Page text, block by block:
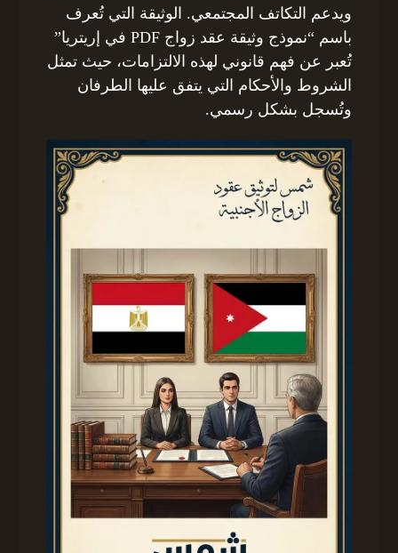
ويدعم التكاتف المجتمعي. الوثيقة التي تُعرف
باسم “نموذج وثيقة عقد زواج PDF في إريتريا”
تُعبر عن فهم قانوني لهذه الالتزامات، حيث تمثل
الشروط والأحكام التي يتفق عليها الطرفان
وتُسجل بشكل رسمي.